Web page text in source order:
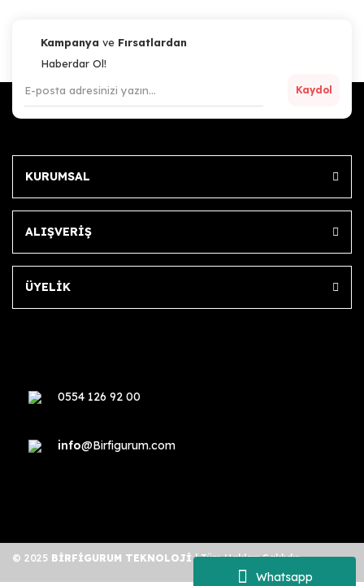
Whatsapp
Kampanya ve Fırsatlardan
Haberdar Ol!
Kaydol
KURUMSAL
ALIŞVERİŞ
ÜYELİK
0554 126 92 00
info@Birfigurum.com
© 2025 BİRFİGURUM TEKNOLOJİ| Tüm Hakları Saklıdır.